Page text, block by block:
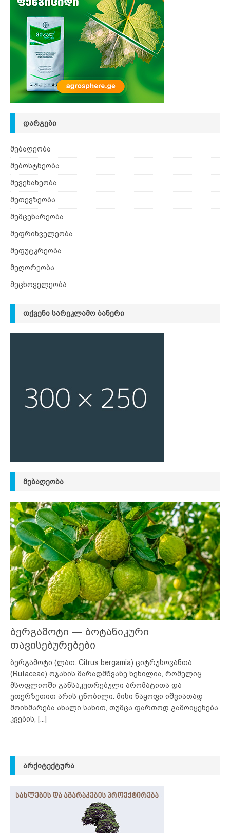
ᲓᲐᲠᲒᲔᲑᲘ
მებაღეობა
მებოსტნეობა
მევენახეობა
მეთევზეობა
მემცენარეობა
მეფრინველეობა
მეფუტკრეობა
მეღორეობა
მეცხოველეობა
ᲗᲥᲕᲔᲜᲘ ᲡᲐᲠᲔᲙᲚᲐᲛᲝ ᲑᲐᲜᲔᲠᲘ
ᲛᲔᲑᲐᲦᲔᲝᲑᲐ
ბერგამოტი — ბოტანიკური
თავისებურებები
ბერგამოტი (ლათ. Citrus bergamia) ციტრუსოვანთა
(Rutaceae) ოჯახის მარადმწვანე ხეხილია, რომელიც
მსოფლიოში განსაკუთრებული არომატითა და
ეთერზეთით არის ცნობილი. მისი ნაყოფი იშვიათად
მოიხმარება ახალი სახით, თუმცა ფართოდ გამოიყენება
კვების,
[...]
ᲐᲠᲥᲘᲢᲔᲥᲢᲣᲠᲐ